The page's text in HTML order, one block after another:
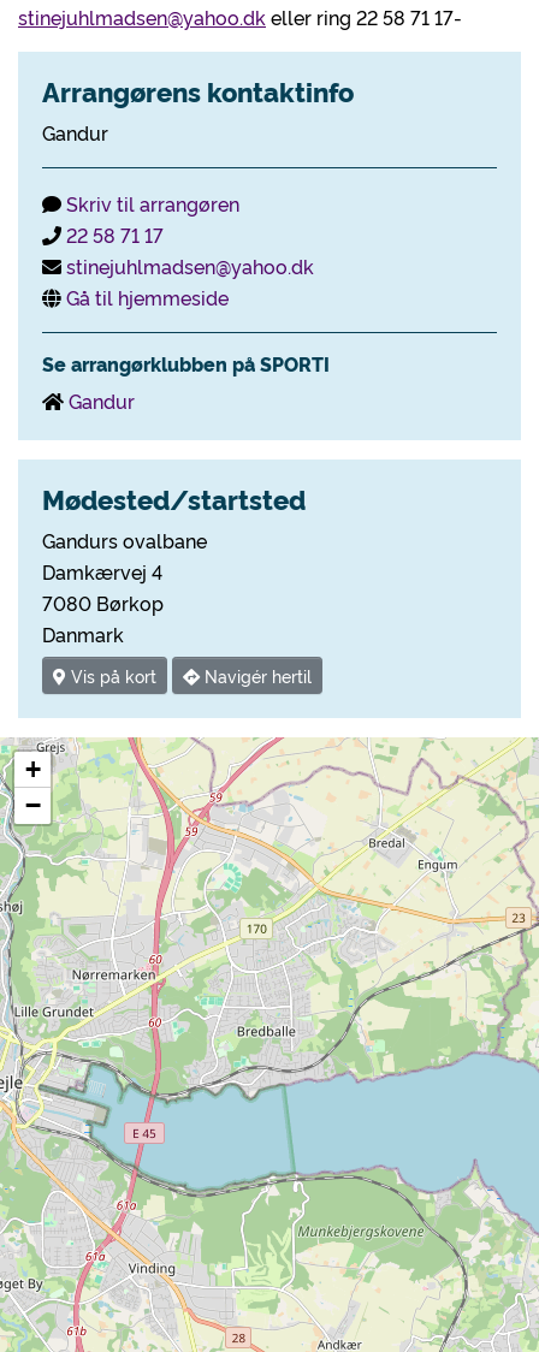
stinejuhlmadsen@yahoo.dk eller ring 22 58 71 17-
Arrangørens kontaktinfo
Gandur
Skriv til arrangøren
22 58 71 17
stinejuhlmadsen@yahoo.dk
Gå til hjemmeside
Se arrangørklubben på SPORTI
Gandur
Mødested/startsted
Gandurs ovalbane
Damkærvej 4
7080 Børkop
Danmark
Vis på kort Navigér hertil
+
−